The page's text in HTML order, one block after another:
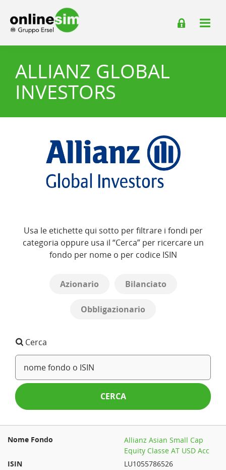
ALLIANZ GLOBAL
INVESTORS
Usa le etichette qui sotto per filtrare i fondi per
categoria oppure usa il “Cerca” per ricercare un
fondo per nome o per codice ISIN
Azionario Bilanciato
Obbligazionario
Cerca
CERCA
Allianz Asian Small Cap
Equity Classe AT USD Acc
LU1055786526